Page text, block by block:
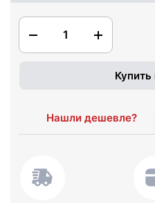
1
Купить
Нашли дешевле?